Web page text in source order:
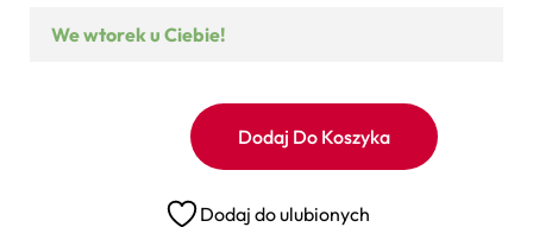
We wtorek u Ciebie!
Dodaj Do Koszyka
Dodaj do ulubionych